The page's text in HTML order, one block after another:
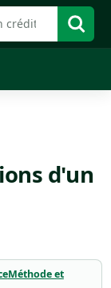
d'un
Méthode et